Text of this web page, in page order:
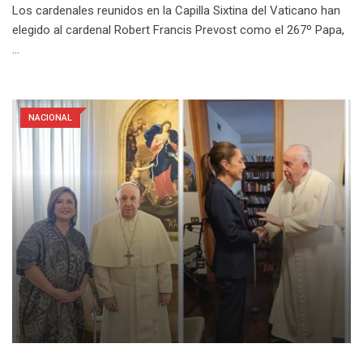
Los cardenales reunidos en la Capilla Sixtina del Vaticano han
elegido al cardenal Robert Francis Prevost como el 267º Papa,
…
NACIONAL